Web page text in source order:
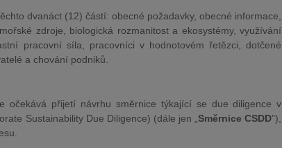
dvanáct (12) částí: obecné požadavky, obecné informace,
zdroje, biologická rozmanitost a ekosystémy, využívání
pracovní síla, pracovníci v hodnotovém řetězci, dotčené
a chování podniků.
očekává přijetí návrhu směrnice týkající se due diligence v
Sustainability Due Diligence) (dále jen „Směrnice CSDD"),